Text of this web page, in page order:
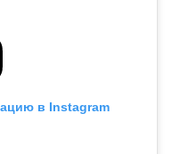
в Instagram